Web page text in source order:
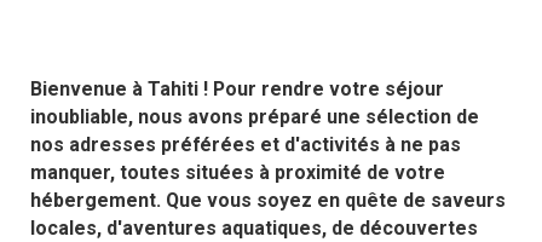
Bienvenue à Tahiti ! Pour rendre votre séjour
inoubliable, nous avons préparé une sélection de
nos adresses préférées et d'activités à ne pas
manquer, toutes situées à proximité de votre
hébergement. Que vous soyez en quête de saveurs
locales, d'aventures aquatiques, de découvertes